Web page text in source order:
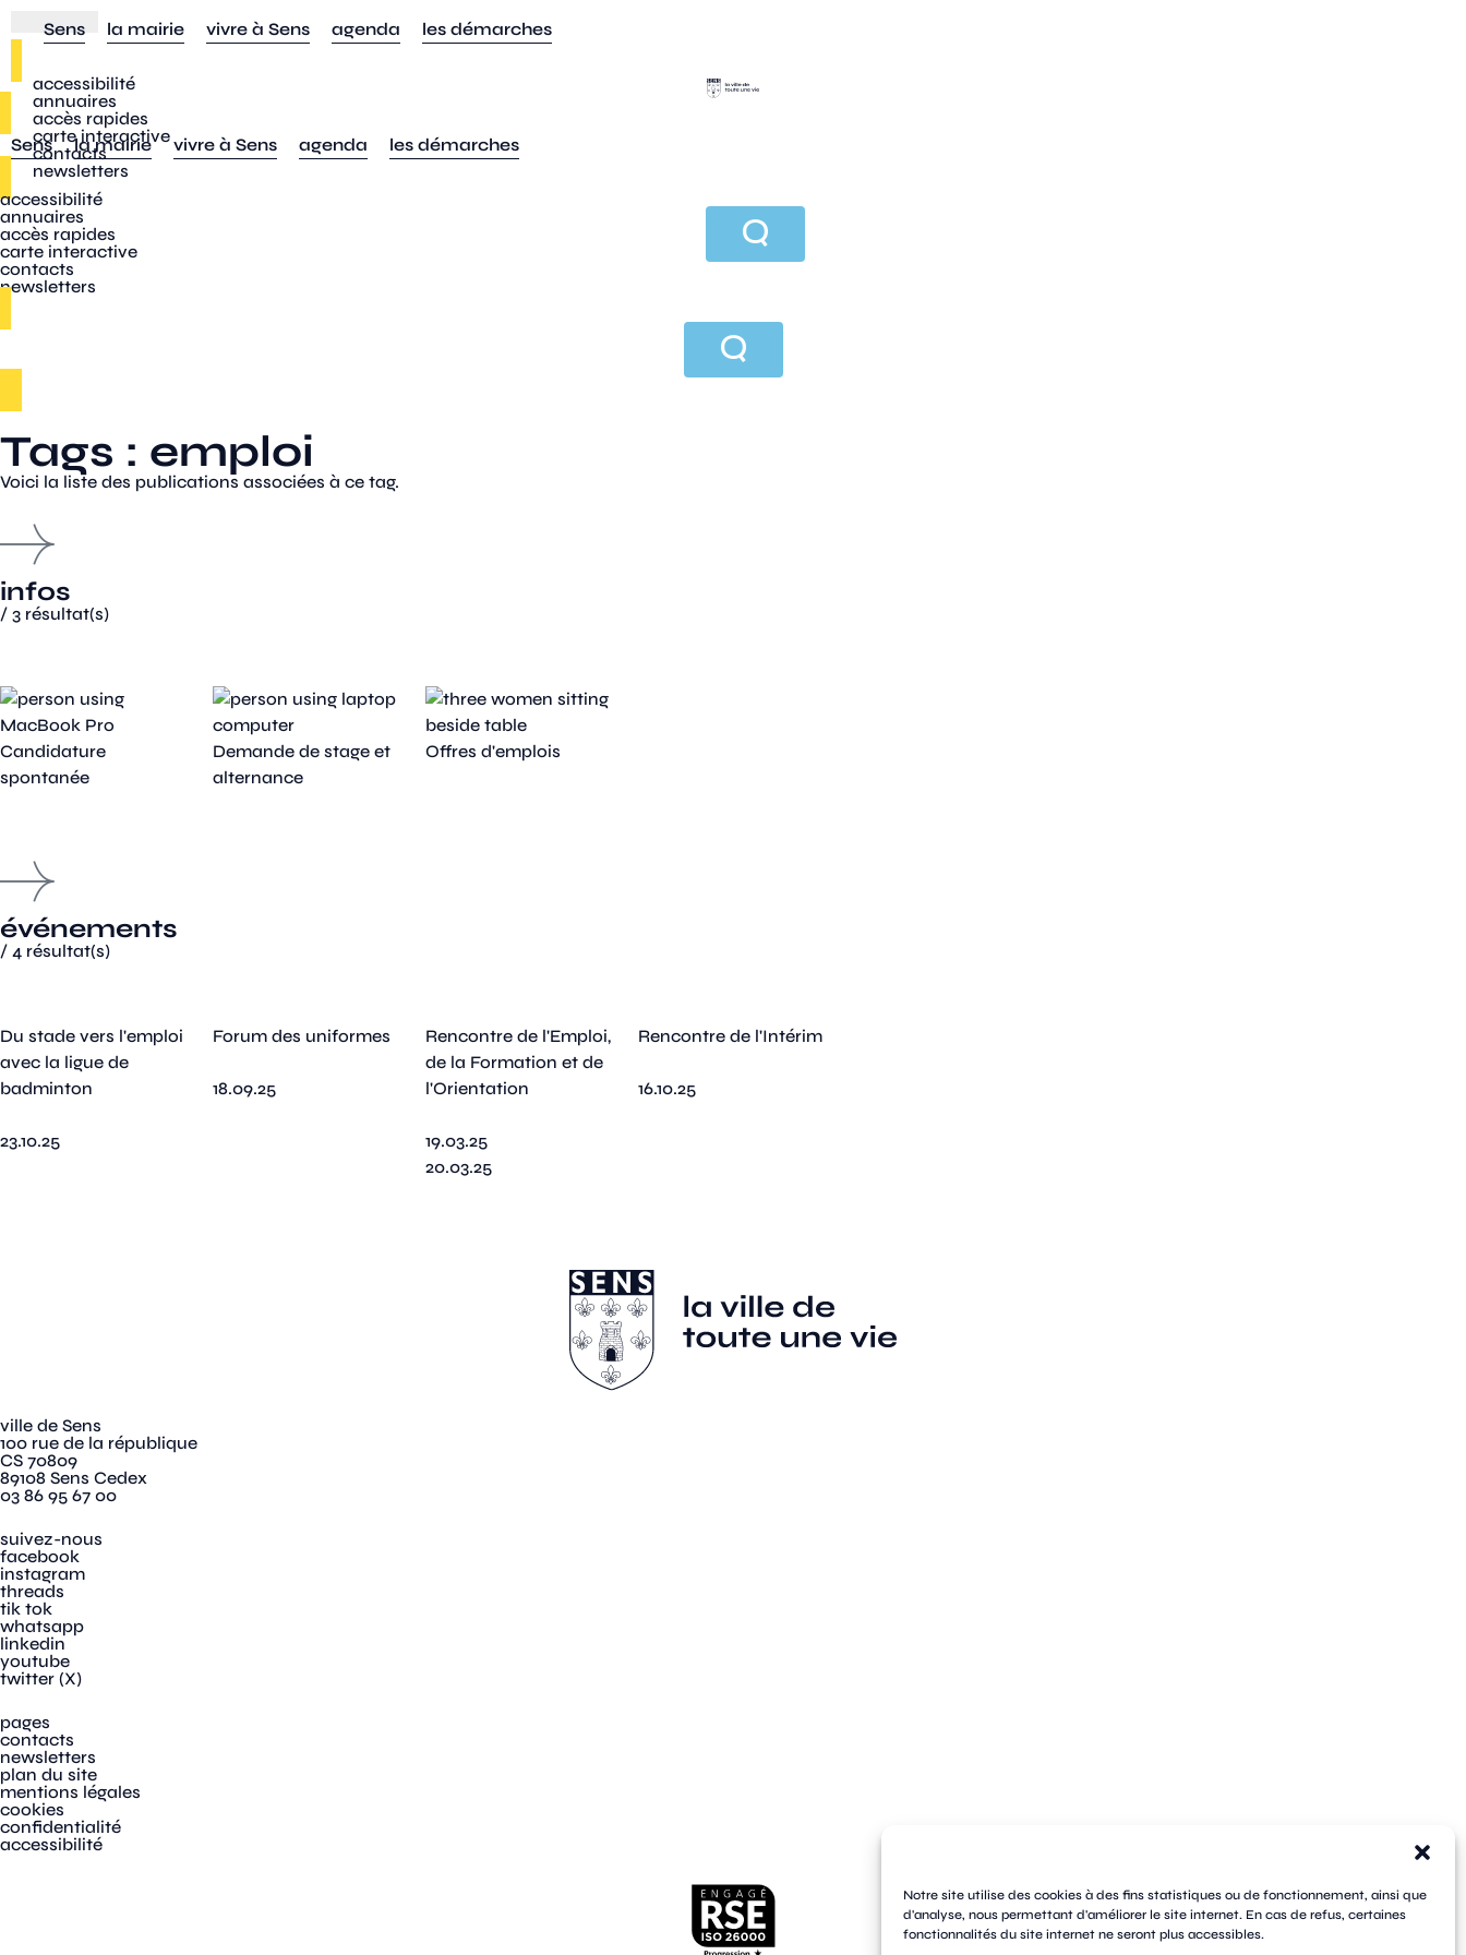
Notre site utilise des cookies à des fins statistiques ou de fonctionnement, ainsi que
d'analyse, nous permettant d'améliorer le site internet. En cas de refus, certaines
fonctionnalités du site internet ne seront plus accessibles.
Sens la mairie vivre à Sens agenda les démarches
accessibilité
annuaires
accès rapides
carte interactive
contacts
newsletters
Sens la mairie vivre à Sens agenda les démarches
accessibilité
annuaires
accès rapides
carte interactive
contacts
newsletters
Tags : emploi
Voici la liste des publications associées à ce tag.
infos
/ 3 résultat(s)
Candidature
spontanée
Demande de stage et
alternance
Offres d'emplois
événements
/ 4 résultat(s)
Du stade vers l'emploi
avec la ligue de
badminton
23.10.25
Forum des uniformes
18.09.25
Rencontre de l'Emploi,
de la Formation et de
l'Orientation
19.03.25
20.03.25
Rencontre de l'Intérim
16.10.25
ville de Sens
100 rue de la république
CS 70809
89108 Sens Cedex
03 86 95 67 00
suivez-nous
facebook
instagram
threads
tik tok
whatsapp
linkedin
youtube
twitter (X)
pages
contacts
newsletters
plan du site
mentions légales
cookies
confidentialité
accessibilité